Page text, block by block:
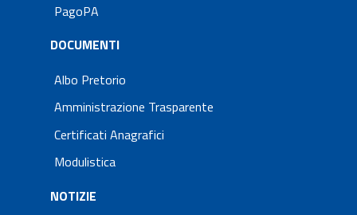
PagoPA
DOCUMENTI
Albo Pretorio
Amministrazione Trasparente
Certificati Anagrafici
Modulistica
NOTIZIE